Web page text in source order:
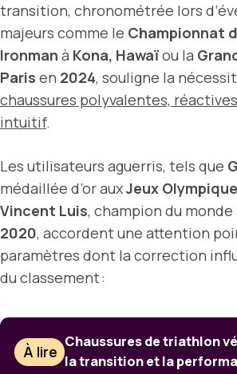
transition, chronométrée lors
majeurs comme le Championnat
Ironman à Kona, Hawaïou la
Paris en 2024, souligne la
chaussures polyvalentes,
intuitif.
Les utilisateurs aguerris, tels que
médaillée d’or auxJeux
Vincent Luis, champion du monde
2020, accordent une attention
paramètres dont la correction
du classement :
À lire
Chaussures de triathlon
la transition et la